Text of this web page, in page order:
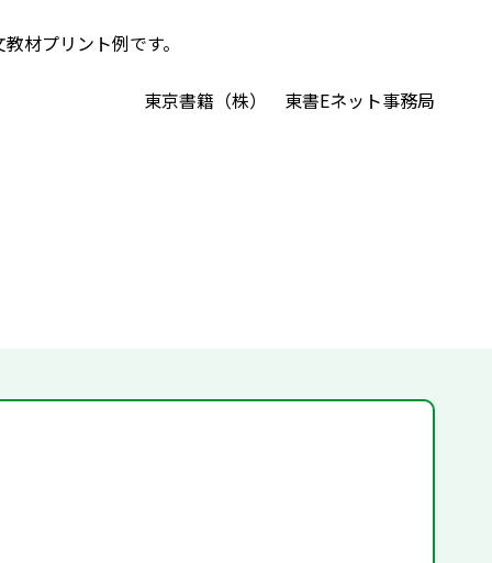
材プリント例です。
東京書籍（株） 東書Eネット事務局